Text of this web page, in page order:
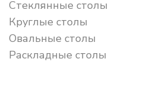
Стеклянные столы
Круглые столы
Овальные столы
Раскладные столы